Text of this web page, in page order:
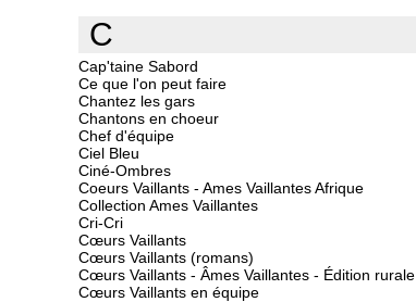
C
Cap'taine Sabord
Ce que l'on peut faire
Chantez les gars
Chantons en choeur
Chef d'équipe
Ciel Bleu
Ciné-Ombres
Coeurs Vaillants - Ames Vaillantes Afrique
Collection Ames Vaillantes
Cri-Cri
Cœurs Vaillants
Cœurs Vaillants (romans)
Cœurs Vaillants - Âmes Vaillantes - Édition rurale
Cœurs Vaillants en équipe